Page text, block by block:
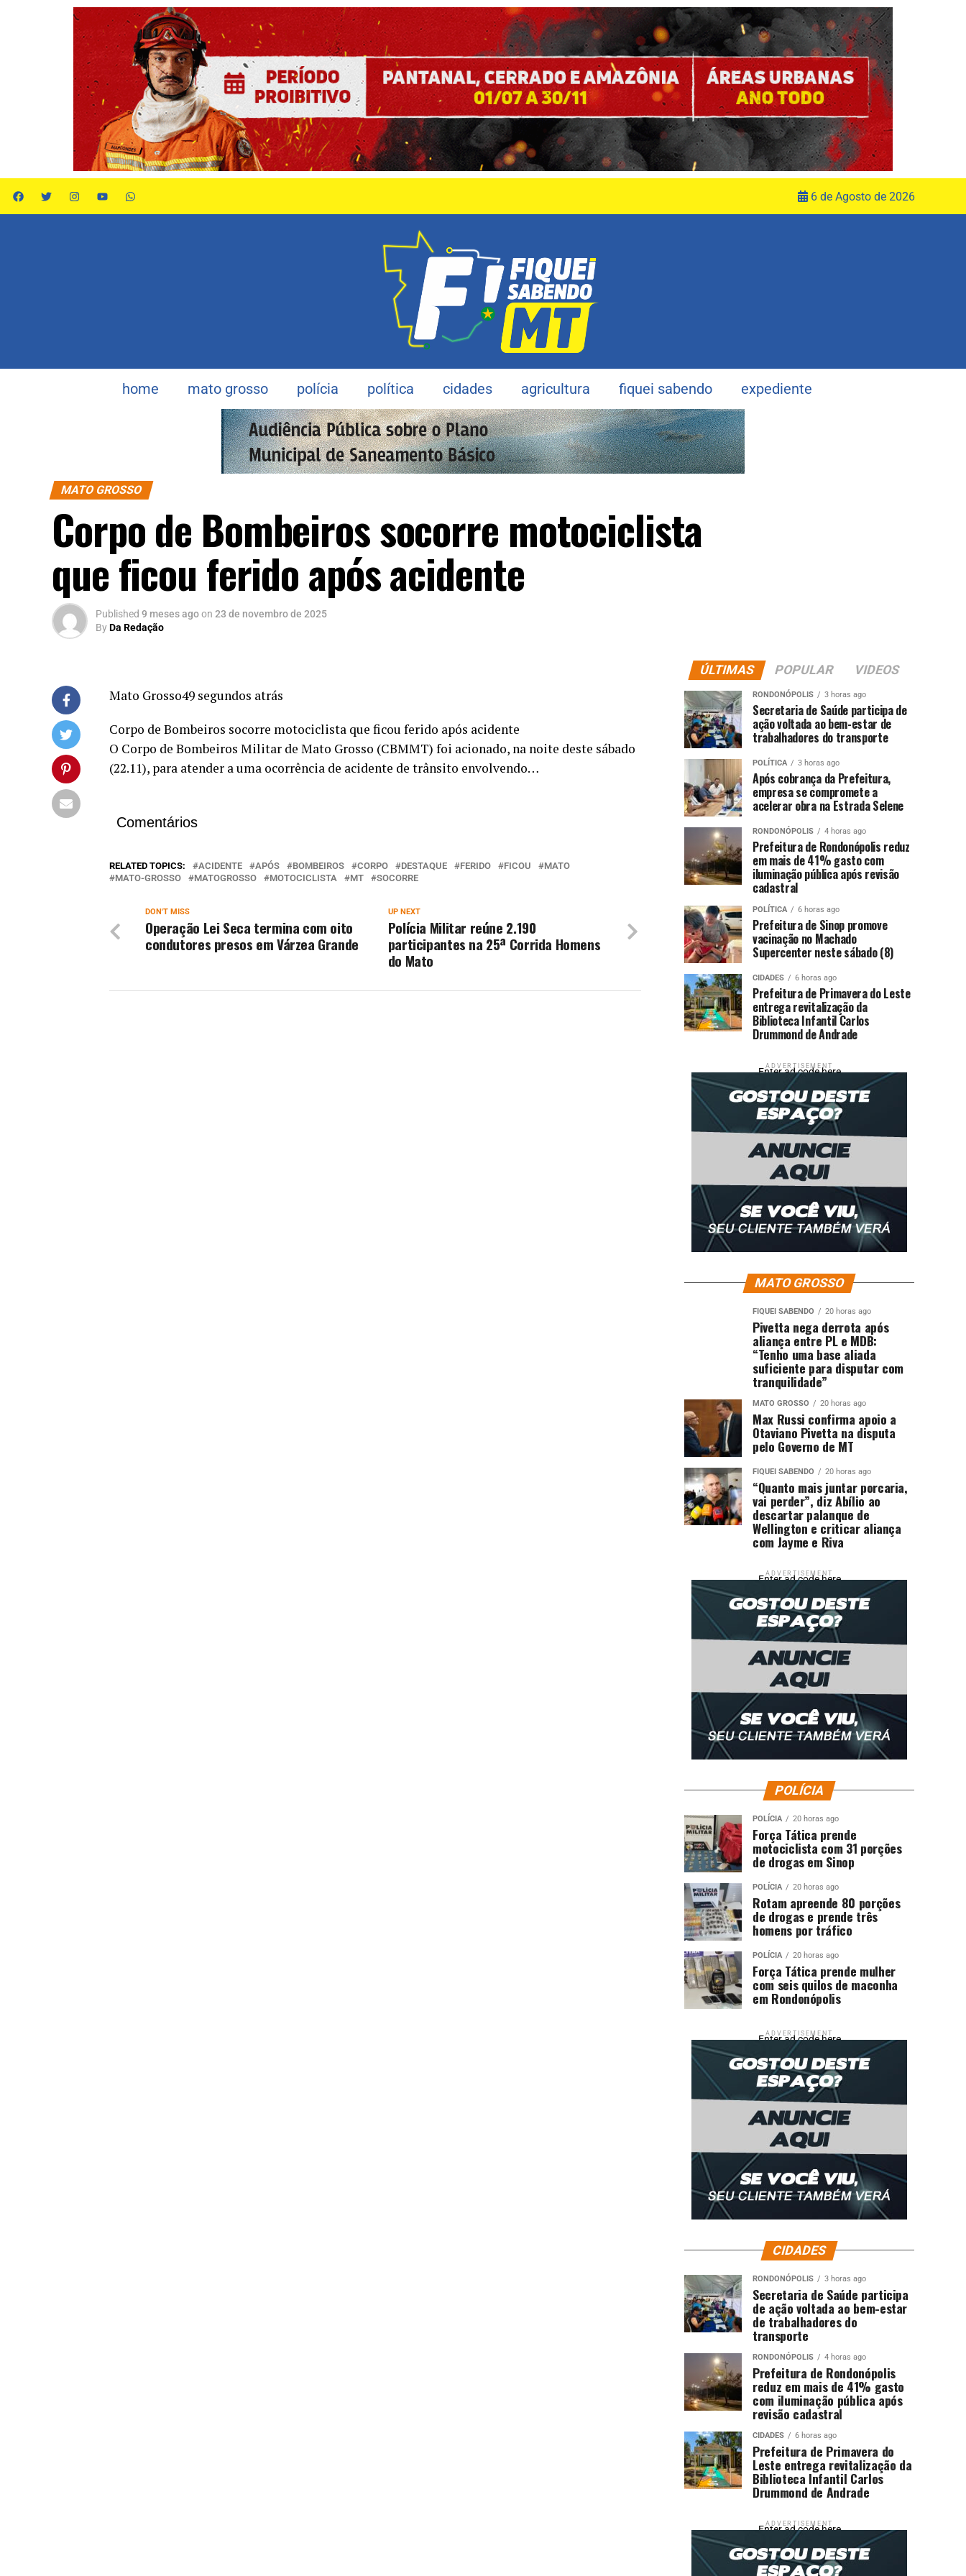
6 de Agosto de 2026
home mato grosso polícia política cidades agricultura fiquei sabendo expediente
MATO GROSSO
Corpo de Bombeiros socorre motociclista
que ficou ferido após acidente
Published 9 meses agoon 23 de novembro de 2025
ByDa Redação
Mato Grosso49 segundos atrás
Corpo de Bombeiros socorre motociclista que ficou ferido após acidente
O Corpo de Bombeiros Militar de Mato Grosso (CBMMT) foi acionado, na noite deste sábado
(22.11), para atender a uma ocorrência de acidente de trânsito envolvendo…
Comentários
RELATED TOPICS: ACIDENTE APÓS BOMBEIROS CORPO DESTAQUE FERIDO FICOU
MATO
MATO-GROSSO
MATOGROSSO MOTOCICLISTA MT SOCORRE
UP NEXT
Polícia Militar reúne 2.190
participantes na 25ª Corrida Homens
do Mato
DON'T MISS
Operação Lei Seca termina com oito
condutores presos em Várzea Grande
ÚLTIMAS POPULAR VIDEOS
RONDONÓPOLIS 3 horas ago
Secretaria de Saúde participa de
ação voltada ao bem-estar de
trabalhadores do transporte
POLÍTICA 3 horas ago
Após cobrança da Prefeitura,
empresa se compromete a
acelerar obra na Estrada Selene
RONDONÓPOLIS 4 horas ago
Prefeitura de Rondonópolis reduz
em mais de 41% gasto com
iluminação pública após revisão
cadastral
POLÍTICA 6 horas ago
Prefeitura de Sinop promove
vacinação no Machado
Supercenter neste sábado (8)
CIDADES 6 horas ago
Prefeitura de Primavera do Leste
entrega revitalização da
Biblioteca Infantil Carlos
Drummond de Andrade
ADVERTISEMENT
Enter ad code here
MATO GROSSO
FIQUEI SABENDO 20 horas ago
Pivetta nega derrota após
aliança entre PL e MDB:
“Tenho uma base aliada
suficiente para disputar com
tranquilidade”
MATO GROSSO 20 horas ago
Max Russi confirma apoio a
Otaviano Pivetta na disputa
pelo Governo de MT
FIQUEI SABENDO 20 horas ago
“Quanto mais juntar porcaria,
vai perder”, diz Abílio ao
descartar palanque de
Wellington e criticar aliança
com Jayme e Riva
ADVERTISEMENT
Enter ad code here
POLÍCIA
POLÍCIA 20 horas ago
Força Tática prende
motociclista com 31 porções
de drogas em Sinop
POLÍCIA 20 horas ago
Rotam apreende 80 porções
de drogas e prende três
homens por tráfico
POLÍCIA 20 horas ago
Força Tática prende mulher
com seis quilos de maconha
em Rondonópolis
ADVERTISEMENT
Enter ad code here
CIDADES
RONDONÓPOLIS 3 horas ago
Secretaria de Saúde participa
de ação voltada ao bem-estar
de trabalhadores do
transporte
RONDONÓPOLIS 4 horas ago
Prefeitura de Rondonópolis
reduz em mais de 41% gasto
com iluminação pública após
revisão cadastral
CIDADES 6 horas ago
Prefeitura de Primavera do
Leste entrega revitalização da
Biblioteca Infantil Carlos
Drummond de Andrade
ADVERTISEMENT
Enter ad code here